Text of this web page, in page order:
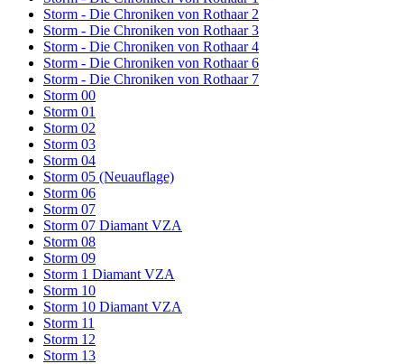
Storm - Die Chroniken von Rothaar 2
Storm - Die Chroniken von Rothaar 3
Storm - Die Chroniken von Rothaar 4
Storm - Die Chroniken von Rothaar 6
Storm - Die Chroniken von Rothaar 7
Storm 00
Storm 01
Storm 02
Storm 03
Storm 04
Storm 05 (Neuauflage)
Storm 06
Storm 07
Storm 07 Diamant VZA
Storm 08
Storm 09
Storm 1 Diamant VZA
Storm 10
Storm 10 Diamant VZA
Storm 11
Storm 12
Storm 13